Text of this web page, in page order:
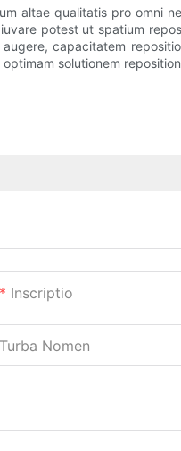
altae qualitatis pro omni
potest ut spatium
capacitatem
solutionem
Inscriptio
Turba Nomen